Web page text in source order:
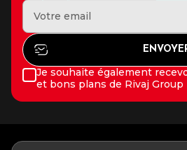
Je souhaite également
et bons plans de Rivaj Group